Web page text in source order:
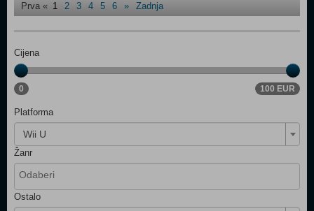
Prva « 1 2 3 4 5 6 » Zadnja
Cijena
0 100 EUR
Platforma
Wii U
Žanr
Ostalo